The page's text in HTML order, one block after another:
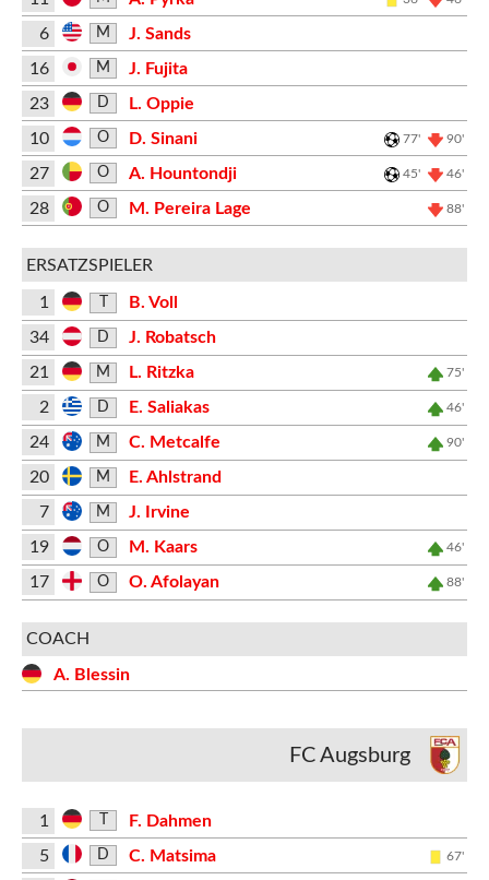
6 M
J. Sands
16
M
J. Fujita
23
D
L. Oppie
10
O D. Sinani 77' 90'
27 O A. Hountondji 45' 46'
28 O M. Pereira Lage 88'
ERSATZSPIELER
1
B. Voll
34
D
J. Robatsch
21
M L. Ritzka 75'
2 D E. Saliakas 46'
24 M C. Metcalfe 90'
20 M
E. Ahlstrand
7
M
J. Irvine
19
O M. Kaars 46'
17 O O. Afolayan 88'
COACH
A. Blessin
FC Augsburg
1
F. Dahmen
5
D C. Matsima 67'